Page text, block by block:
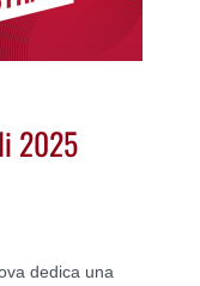
2025
dedica una